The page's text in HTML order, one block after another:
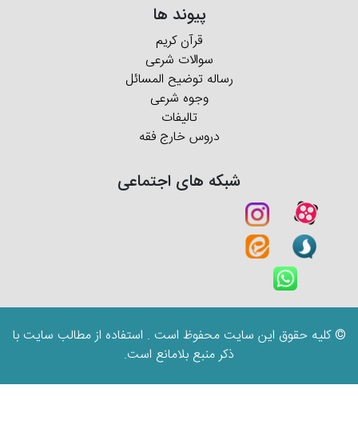
پیوند ها
قرآن کریم
سوالات شرعی
رساله توضیح المسائل
وجوه شرعی
تالیفات
دروس خارج فقه
شبکه های اجتماعی
© کلیه حقوق این سایت محفوظ است . استفاده از مطالب سایت با
ذکر منبع بلامانع است.